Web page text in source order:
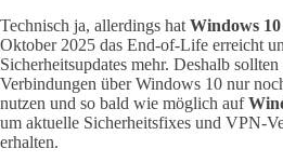
Technisch ja, allerdings hat Windows 10
Oktober 2025 das End-of-Life erreicht
Sicherheitsupdates mehr. Deshalb
Verbindungen über Windows 10 nur
nutzen und so bald wie möglich auf
um aktuelle Sicherheitsfixes und VPN-
erhalten.